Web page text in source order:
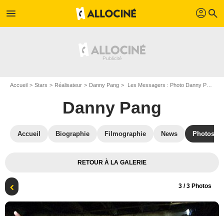
menu profil search
Accueil Stars Réalisateur Danny Pang Les Messagers : Photo Danny Pang, Oxide Chun Pang
Danny Pang
Accueil Biographie Filmographie News Photos
RETOUR À LA GALERIE
3 / 3 Photos